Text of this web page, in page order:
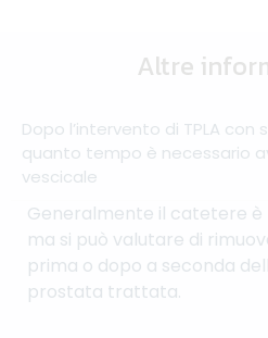
Altre
Dopo l’intervento di TPLA con
quanto tempo è necessario
vescicale
Generalmente il catetere è
ma si può valutare di
prima o dopo a seconda
prostata trattata.